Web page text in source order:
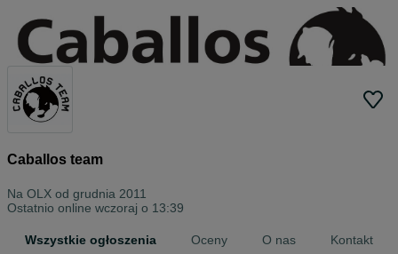
Caballos team
Na OLX od grudnia 2011
Ostatnio online wczoraj o 13:39
Wszystkie ogłoszenia Oceny O nas Kontakt